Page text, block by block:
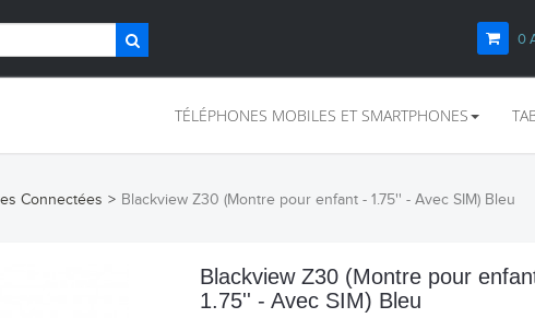
0
TÉLÉPHONES MOBILES ET SMARTPHONES
Connectées > Blackview Z30 (Montre pour enfant - 1.75'' - Avec SIM) Bleu
Blackview Z30 (Montre pour
1.75'' - Avec SIM) Bleu